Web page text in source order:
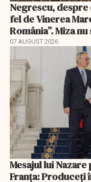
Negrescu, despre
fel de Vinerea
România”. Miza
07 AUGUST 2026
Mesajul lui
Franța: Produceți